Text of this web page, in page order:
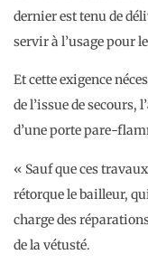
dernier est tenu de
servir à l’usage pour
Et cette exigence
de l’issue de secours,
d’une porte pare-
« Sauf que ces
rétorque le bailleur,
charge des
de la vétusté.